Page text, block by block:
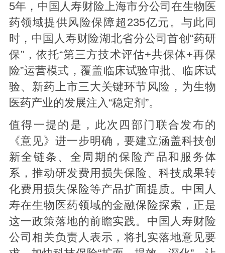
5年，中国人寿财险上海市分公司在生物医
药领域提供风险保障超235亿元。与此同
时，中国人寿财险湖北省分公司首创“药研
保”，依托“第三方技术评估+共保体+再保
险”运营模式，覆盖临床试验审批、临床试
验、新药上市三大关键环节风险，为生物
医药产业的发展注入“稳定剂”。
值得一提的是，此次四部门联合发布的
《意见》进一步明确，要建立涵盖科技创
新全链条、全周期的保险产品和服务体
系，推动研发费用损失保险、科技成果转
化费用损失保险等产品扩面提质。中国人
寿在生物医药领域的金融保险探索，正是
这一政策落地的前瞻实践。中国人寿财险
公司相关负责人表示，将扎实落地意见要